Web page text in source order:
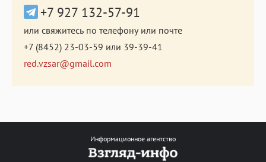
+7 927 132-57-91
или свяжитесь по телефону или почте
+7 (8452) 23-03-59 или 39-39-41
red.vzsar@gmail.com
Информационное агентство